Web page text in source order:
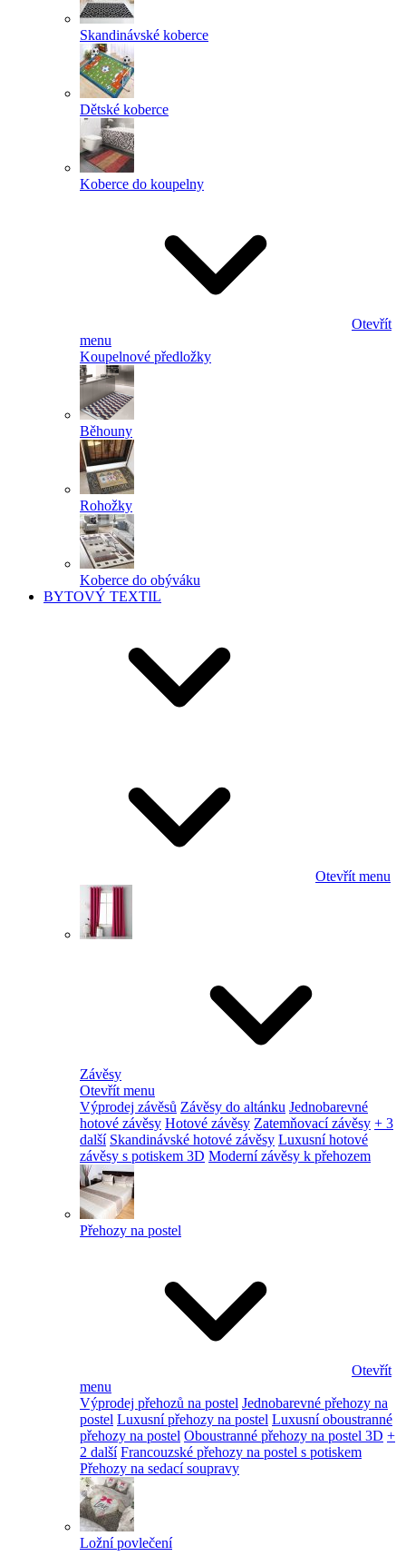
Skandinávské koberce
Dětské koberce
Koberce do koupelny
Otevřít
menu
Koupelnové předložky
Běhouny
Rohožky
Koberce do obýváku
BYTOVÝ TEXTIL
Otevřít menu
Závěsy
Otevřít menu
Výprodej závěsů Závěsy do altánku Jednobarevné
hotové závěsy Hotové závěsy Zatemňovací závěsy + 3
další Skandinávské hotové závěsy Luxusní hotové
závěsy s potiskem 3D Moderní závěsy k přehozem
Přehozy na postel
Otevřít
menu
Výprodej přehozů na postel Jednobarevné přehozy na
postel Luxusní přehozy na postel Luxusní oboustranné
přehozy na postel Oboustranné přehozy na postel 3D +
2 další Francouzské přehozy na postel s potiskem
Přehozy na sedací soupravy
Ložní povlečení